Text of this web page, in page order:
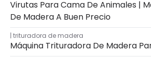
Virutas Para Cama De Animales |
De Madera A Buen Precio
trituradora de madera
Máquina Trituradora De Madera